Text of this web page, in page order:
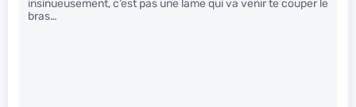
insinueusement, c’est pas une lame qui va venir te couper le
bras…